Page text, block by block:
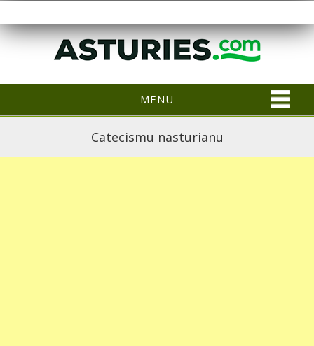
MENU
Catecismu nasturianu